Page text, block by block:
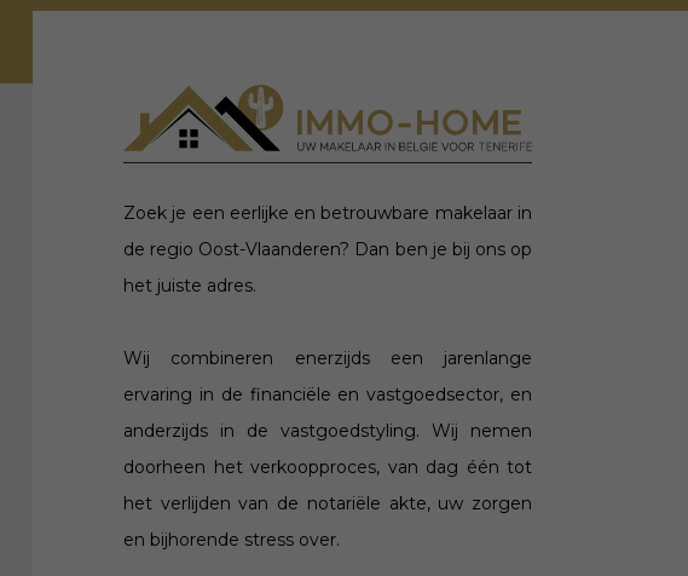
Zoek je een eerlijke en betrouwbare makelaar in
de regio Oost-Vlaanderen? Dan ben je bij ons op
het juiste adres.
Wij combineren enerzijds een jarenlange
ervaring in de financiële en vastgoedsector, en
anderzijds in de vastgoedstyling. Wij nemen
doorheen het verkoopproces, van dag één tot
het verlijden van de notariële akte, uw zorgen
en bijhorende stress over.